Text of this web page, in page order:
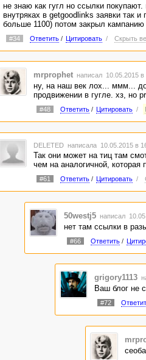
не знаю как гугл но ссылки
внутряках в getgoodlinks заявки так
больше 1100) потом закрыл кампанию
#34 Ответить/ Цитировать / Скрыть
mrprophet написал 10.05.2015
ну, на наш век лох... ммм...
продвижении в гугле. хз, но
#48 Ответить/ Цитировать /
DELETED написала 10.05.2015 в
Так они может на тиц там
чем на аналогичной, которая
#61 Ответить/ Цитировать /
50westj5 написал
нет там ссылки в
#66 Ответить/
grigory1113
Ваш блог не
#72